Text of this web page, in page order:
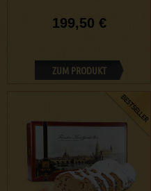
199,50 €
ZUM PRODUKT